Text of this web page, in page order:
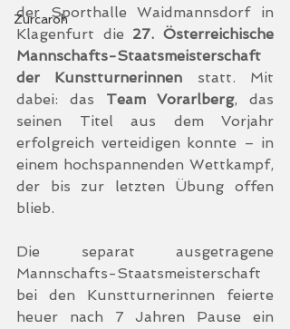
Zurcaroh
der Sporthalle Waidmannsdorf in
Klagenfurt die 27. Österreichische
Mannschafts-Staatsmeisterschaft
der Kunstturnerinnen statt. Mit
dabei: das Team Vorarlberg, das
seinen Titel aus dem Vorjahr
erfolgreich verteidigen konnte – in
einem hochspannenden Wettkampf,
der bis zur letzten Übung offen
blieb.
Die separat ausgetragene
Mannschafts-Staatsmeisterschaft
bei den Kunstturnerinnen feierte
heuer nach 7 Jahren Pause ein